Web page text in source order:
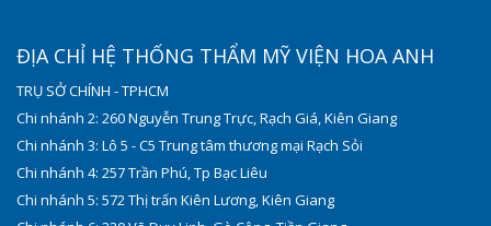
ĐỊA CHỈ HỆ THỐNG THẨM MỸ VIỆN HOA ANH
TRỤ SỞ CHÍNH - TPHCM
Chi nhánh 2: 260 Nguyễn Trung Trực, Rạch Giá, Kiên Giang
Chi nhánh 3: Lô 5 - C5 Trung tâm thương mại Rạch Sỏi
Chi nhánh 4: 257 Trần Phú, Tp Bạc Liêu
Chi nhánh 5: 572 Thị trấn Kiên Lương, Kiên Giang